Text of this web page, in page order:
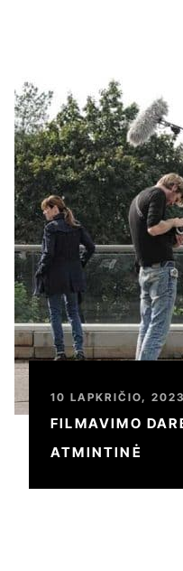
10 LAPKRIČIO, 2023
FILMAVIMO
ATMINTINĖ